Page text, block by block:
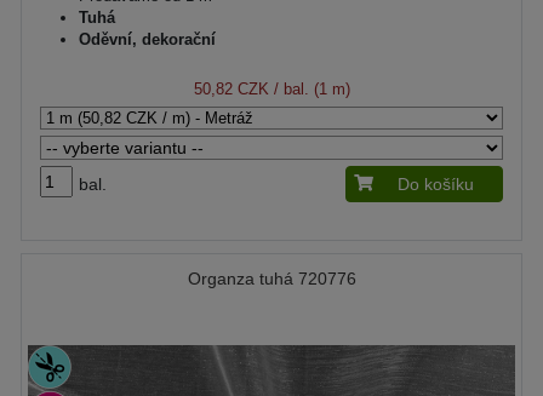
Tuhá
Oděvní, dekorační
50,82 CZK / bal. (1 m)
bal. Do košíku
Organza tuhá 720776